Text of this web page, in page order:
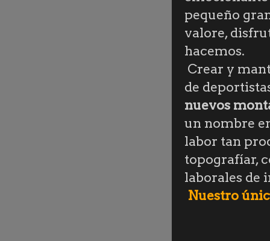
pequeño
valore,
hacemos.
Crear y
de
nuevos
un nombre
labor tan
topografíar,
laborales de
Nuestro